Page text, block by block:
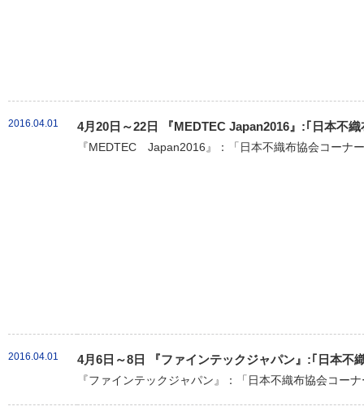
2016.04.01 4月20日～22日 『MEDTEC Japan2016』:｢日本不
『MEDTEC Japan2016』：「日本不織布協会コーナ
2016.04.01 4月6日～8日 『ファインテックジャパン』:｢日本不
『ファインテックジャパン』：「日本不織布協会コー